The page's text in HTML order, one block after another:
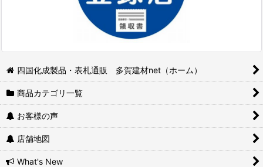
四国化成製品・表札通販 多賀建材net（ホーム）
商品カテゴリ一覧
お客様の声
店舗地図
What's New